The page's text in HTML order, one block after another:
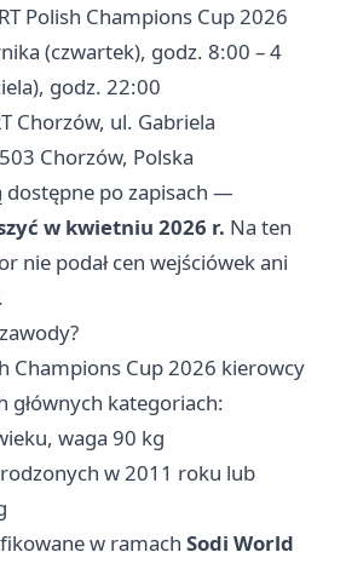
Polish Champions Cup 2026
(czwartek), godz. 8:00 – 4
godz. 22:00
Chorzów, ul. Gabriela
Chorzów, Polska
dostępne po zapisach —
w kwietniu 2026 r. Na ten
nie podał cen wejściówek ani
Champions Cup 2026 kierowcy
głównych kategoriach:
waga 90 kg
w 2011 roku lub
w ramach Sodi World